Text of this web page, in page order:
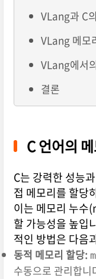
VLang과 C
VLang 메모
VLang에서
결론
C 언어의
C는 강력한 성능
접 메모리를 할당
이는 메모리 누
할 가능성을 높입
적인 방법은 다음
동적 메모리 할당:
수동으로 관리합니